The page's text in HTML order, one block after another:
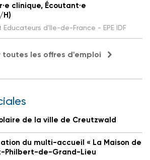
clinique, Écoutant·e
H)
d'Ile-de-France - EPE IDF
toutes les offres d'emploi
de la ville de Creutzwald
du multi-accueil « La Maison de
Philbert-de-Grand-Lieu